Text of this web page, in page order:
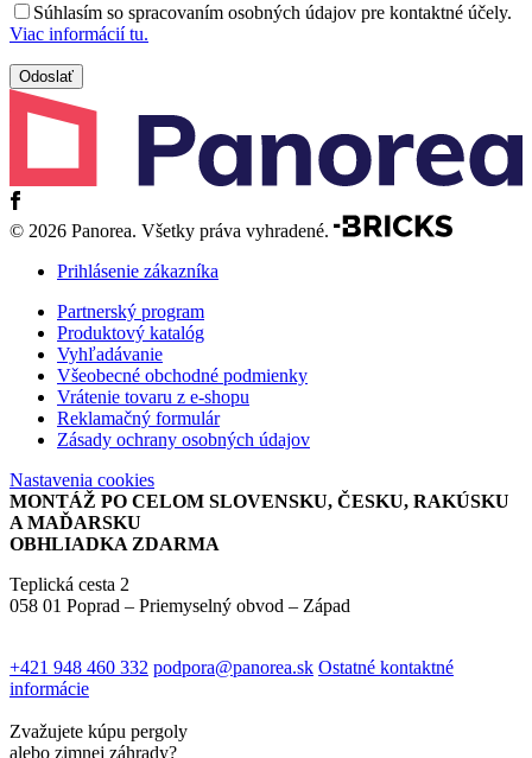
Súhlasím so spracovaním osobných údajov pre kontaktné účely.
Viac informácií tu.
© 2026 Panorea. Všetky práva vyhradené.
Prihlásenie zákazníka
Partnerský program
Produktový katalóg
Vyhľadávanie
Všeobecné obchodné podmienky
Vrátenie tovaru z e-shopu
Reklamačný formulár
Zásady ochrany osobných údajov
Nastavenia cookies
MONTÁŽ PO CELOM SLOVENSKU, ČESKU, RAKÚSKU
A MAĎARSKU
OBHLIADKA ZDARMA
Teplická cesta 2
058 01 Poprad – Priemyselný obvod – Západ
+421 948 460 332 podpora@panorea.sk Ostatné kontaktné
informácie
Zvažujete kúpu pergoly
alebo zimnej záhrady?